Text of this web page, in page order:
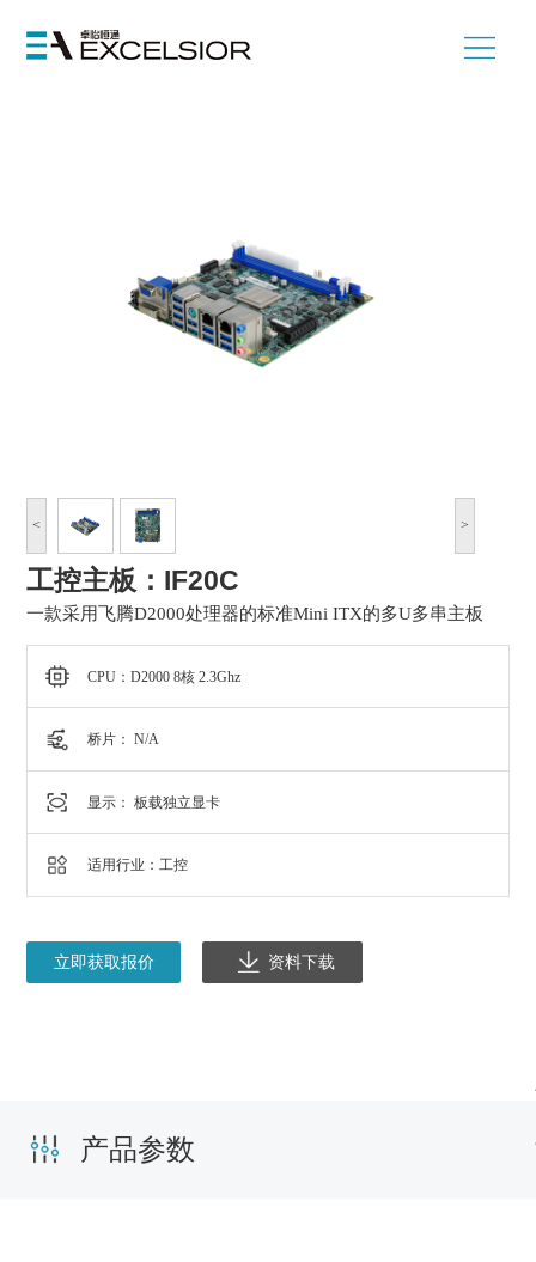
首页 >国产化产品
< >
工控主板：IF20C
一款采用飞腾D2000处理器的标准Mini ITX的多U多串主板
CPU：D2000 8核 2.3Ghz
桥片： N/A
显示： 板载独立显卡
适用行业：工控
立即获取报价 资料下载
产品参数